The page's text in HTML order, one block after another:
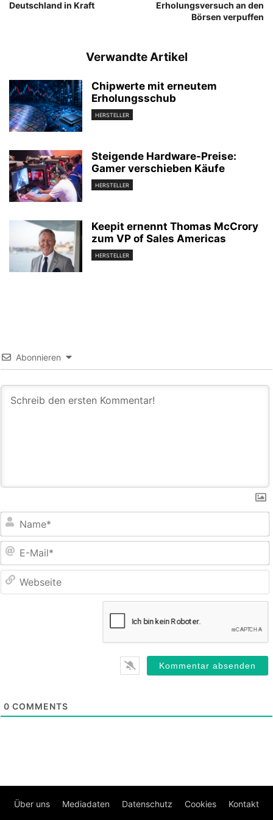
Deutschland in Kraft
Erholungsversuch an den
Börsen verpuffen
Verwandte Artikel
Chipwerte mit erneutem
Erholungsschub
HERSTELLER
Steigende Hardware-Preise:
Gamer verschieben Käufe
HERSTELLER
Keepit ernennt Thomas McCrory
zum VP of Sales Americas
HERSTELLER
Abonnieren
0 COMMENTS
Über uns Mediadaten Datenschutz Cookies Kontakt